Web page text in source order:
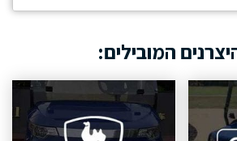
המובילים: